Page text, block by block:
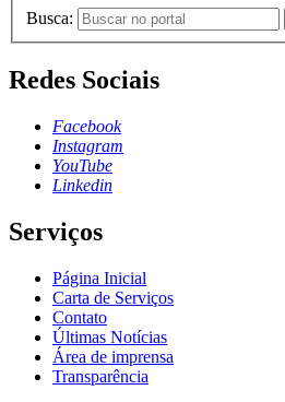
Busca:
Redes Sociais
Facebook
Instagram
YouTube
Linkedin
Serviços
Página Inicial
Carta de Serviços
Contato
Últimas Notícias
Área de imprensa
Transparência